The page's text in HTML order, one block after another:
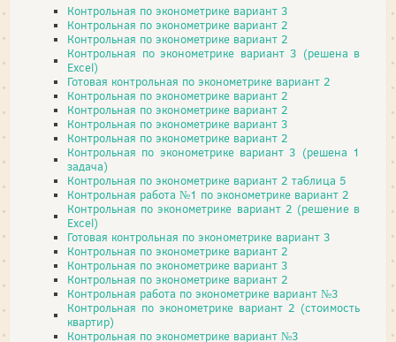
Контрольная по эконометрике вариант 3
Контрольная по эконометрике вариант 2
Контрольная по эконометрике вариант 2
Контрольная по эконометрике вариант 3 (решена в
Excel)
Готовая контрольная по эконометрике вариант 2
Контрольная по эконометрике вариант 2
Контрольная по эконометрике вариант 2
Контрольная по эконометрике вариант 3
Контрольная по эконометрике вариант 2
Контрольная по эконометрике вариант 3 (решена 1
задача)
Контрольная по эконометрике вариант 2 таблица 5
Контрольная работа №1 по эконометрике вариант 2
Контрольная по эконометрике вариант 2 (решение в
Excel)
Готовая контрольная по эконометрике вариант 3
Контрольная по эконометрике вариант 2
Контрольная по эконометрике вариант 3
Контрольная по эконометрике вариант 2
Контрольная работа по эконометрике вариант №3
Контрольная по эконометрике вариант 2 (стоимость
квартир)
Контрольная по эконометрике вариант №3